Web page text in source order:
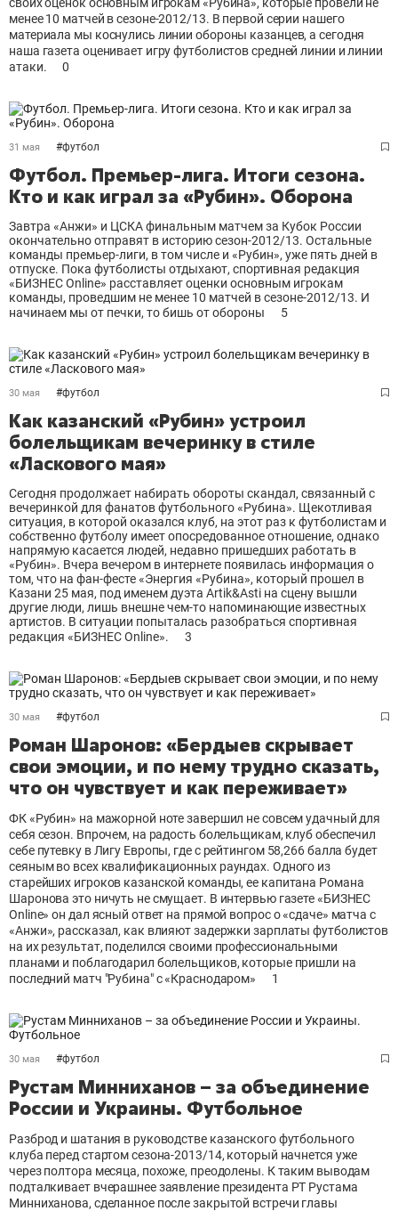
менее 10 матчей в сезоне-2012/13. В первой серии нашего
материала мы коснулись линии обороны казанцев, а сегодня
наша газета оценивает игру футболистов средней линии и линии
атаки.
0
31 мая #футбол
Футбол. Премьер-лига. Итоги сезона.
Кто и как играл за «Рубин». Оборона
Завтра «Анжи» и ЦСКА финальным матчем за Кубок России
окончательно отправят в историю сезон-2012/13. Остальные
команды премьер-лиги, в том числе и «Рубин», уже пять дней в
отпуске. Пока футболисты отдыхают, спортивная редакция
«БИЗНЕС Online» расставляет оценки основным игрокам
команды, проведшим не менее 10 матчей в сезоне-2012/13. И
начинаем мы от печки, то бишь от обороны
5
30 мая #футбол
Как казанский «Рубин» устроил
болельщикам вечеринку в стиле
«Ласкового мая»
Сегодня продолжает набирать обороты скандал, связанный с
вечеринкой для фанатов футбольного «Рубина». Щекотливая
ситуация, в которой оказался клуб, на этот раз к футболистам и
собственно футболу имеет опосредованное отношение, однако
напрямую касается людей, недавно пришедших работать в
«Рубин». Вчера вечером в интернете появилась информация о
том, что на фан-фесте «Энергия «Рубина», который прошел в
Казани 25 мая, под именем дуэта Artik&Asti на сцену вышли
другие люди, лишь внешне чем-то напоминающие известных
артистов. В ситуации попыталась разобраться спортивная
редакция «БИЗНЕС Online».
3
30 мая #футбол
Роман Шаронов: «Бердыев скрывает
свои эмоции, и по нему трудно сказать,
что он чувствует и как переживает»
ФК «Рубин» на мажорной ноте завершил не совсем удачный для
себя сезон. Впрочем, на радость болельщикам, клуб обеспечил
себе путевку в Лигу Европы, где с рейтингом 58,266 балла будет
сеяным во всех квалификационных раундах. Одного из
старейших игроков казанской команды, ее капитана Романа
Шаронова это ничуть не смущает. В интервью газете «БИЗНЕС
Online» он дал ясный ответ на прямой вопрос о «сдаче» матча с
«Анжи», рассказал, как влияют задержки зарплаты футболистов
на их результат, поделился своими профессиональными
планами и поблагодарил болельщиков, которые пришли на
последний матч "Рубина" с «Краснодаром»
1
30 мая #футбол
Рустам Минниханов – за объединение
России и Украины. Футбольное
Разброд и шатания в руководстве казанского футбольного
клуба перед стартом сезона-2013/14, который начнется уже
через полтора месяца, похоже, преодолены. К таким выводам
подталкивает вчерашнее заявление президента РТ Рустама
Минниханова, сделанное после закрытой встречи главы